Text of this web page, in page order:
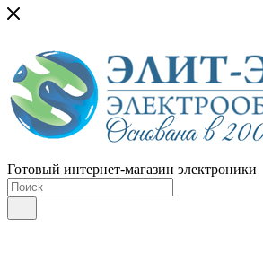
Готовый интернет-магазин электроники